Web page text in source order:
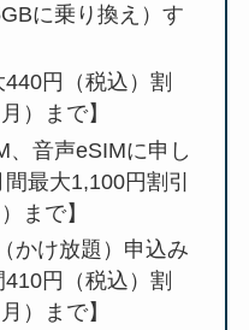
に乗り換え）す
円（税込）割
）まで】
、音声eSIMに申し
最大1,100円割引
まで】
かけ放題）申込み
円（税込）割
）まで】